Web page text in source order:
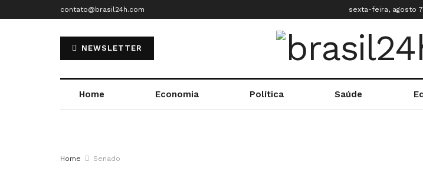
contato@brasil24h.com sexta-feira, agosto
NEWSLETTER
Home Economia Política Saúde
Home Senado